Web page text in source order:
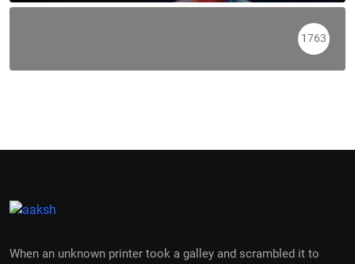
1763
When an unknown printer took a galley and scrambled it to